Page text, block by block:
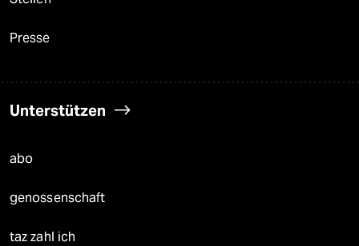
Presse
Unterstützen
abo
genossenschaft
taz zahl ich